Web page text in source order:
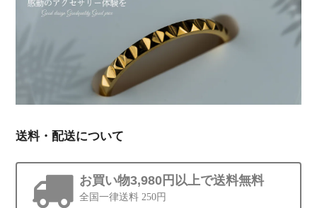
送料・配送について
お買い物3,980円以上で送料無料
全国一律送料 250円